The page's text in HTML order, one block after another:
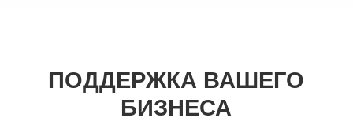
ПОДДЕРЖКА ВАШЕГО
БИЗНЕСА